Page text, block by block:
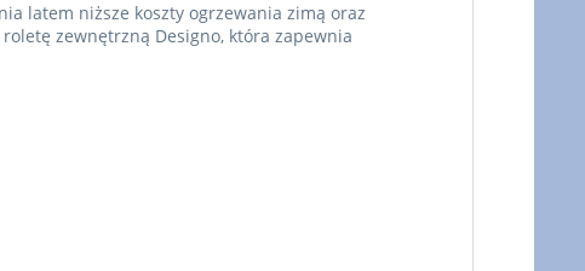
latem niższe koszty ogrzewania zimą oraz
zewnętrzną Designo, która zapewnia